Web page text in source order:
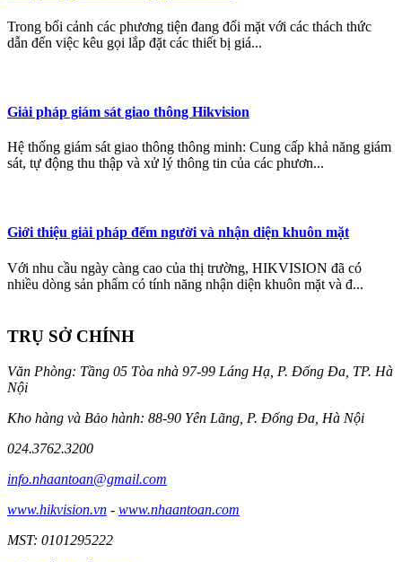
Trong bối cảnh các phương tiện đang đối mặt với các thách thức
dẫn đến việc kêu gọi lắp đặt các thiết bị giá...
Giải pháp giám sát giao thông Hikvision
Hệ thống giám sát giao thông thông minh: Cung cấp khả năng giám
sát, tự động thu thập và xử lý thông tin của các phươn...
Giới thiệu giải pháp đếm người và nhận diện khuôn mặt
Với nhu cầu ngày càng cao của thị trường, HIKVISION đã có
nhiều dòng sản phẩm có tính năng nhận diện khuôn mặt và đ...
TRỤ SỞ CHÍNH
Văn Phòng: Tầng 05 Tòa nhà 97-99 Láng Hạ, P. Đống Đa, TP. Hà
Nội
Kho hàng và Bảo hành: 88-90 Yên Lãng, P. Đống Đa, Hà Nội
024.3762.3200
info.nhaantoan@gmail.com
www.hikvision.vn - www.nhaantoan.com
MST: 0101295222